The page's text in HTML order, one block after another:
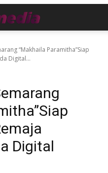
“Makhaila Paramitha”Siap
Digital...
Digital